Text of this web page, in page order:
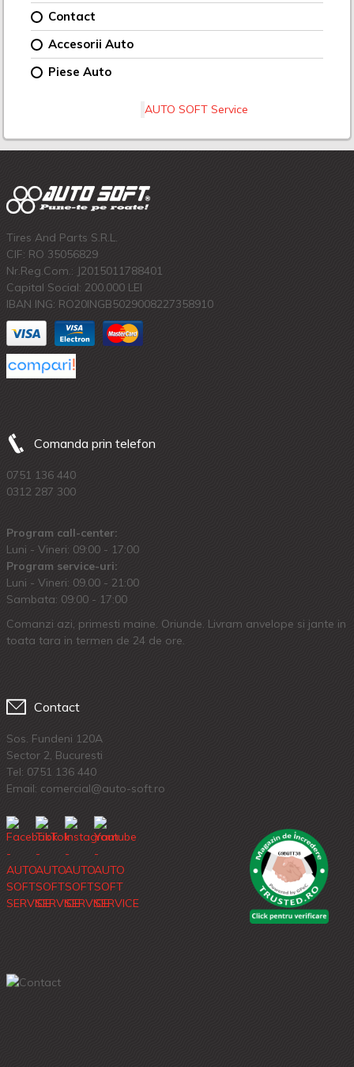
Contact
Accesorii Auto
Piese Auto
AUTO SOFT Service
Tires And Parts S.R.L.
CIF: RO 35056829
Nr.Reg.Com.: J2015011788401
Capital Social: 200.000 LEI
IBAN ING: RO20INGB5029008227358910
Comanda prin telefon
0751 136 440
0312 287 300
Program call-center:
Luni - Vineri: 09:00 - 17:00
Program service-uri:
Luni - Vineri: 09.00 - 21:00
Sambata: 09:00 - 17:00
Comanzi azi, primesti maine. Oriunde. Livram anvelope si jante in
toata tara in termen de 24 de ore.
Contact
Sos. Fundeni 120A
Sector 2, Bucuresti
Tel: 0751 136 440
Email: comercial@auto-soft.ro